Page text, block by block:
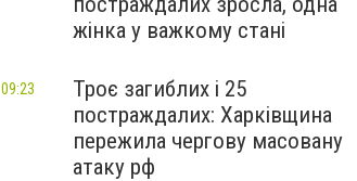
жінка у важкому стані
Троє загиблих і 25
постраждалих: Харківщина
пережила чергову масовану
атаку рф
09:23